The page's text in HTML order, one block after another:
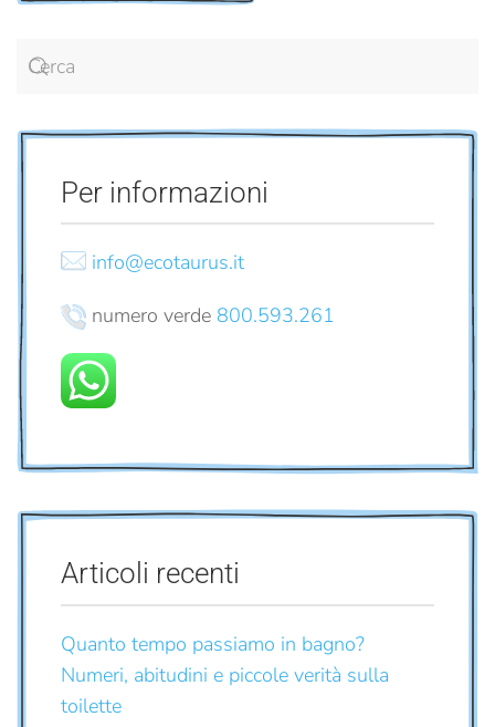
Per informazioni
info@ecotaurus.it
numero verde 800.593.261
Articoli recenti
Quanto tempo passiamo in bagno?
Numeri, abitudini e piccole verità sulla
toilette